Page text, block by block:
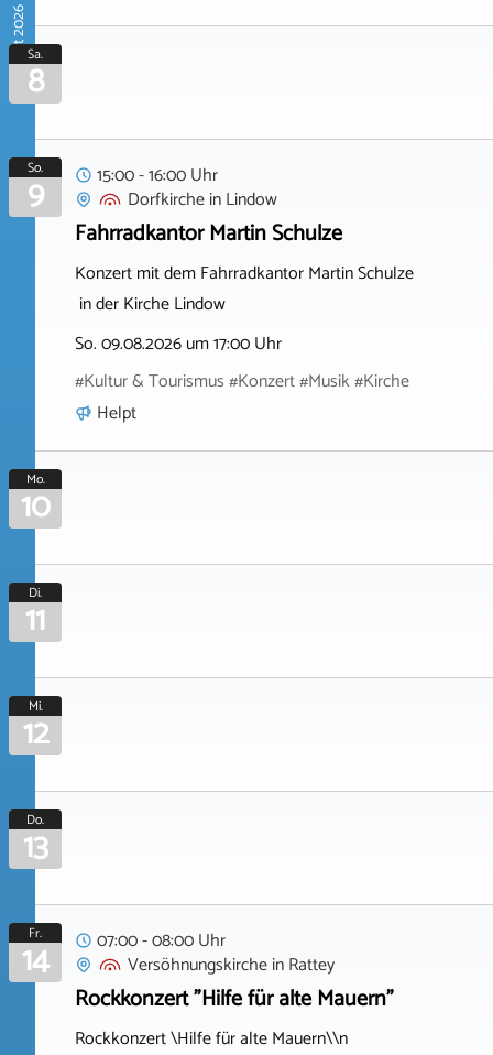
August 2026Sa.
8
So.
9
15:00 - 16:00 Uhr
DorfkircheinLindow
Fahrradkantor Martin Schulze
Konzert mit dem Fahrradkantor Martin Schulze
in der Kirche Lindow
So. 09.08.2026 um 17:00 Uhr
#Kultur & Tourismus #Konzert #Musik #Kirche
Helpt
Mo.
10
Di.
11
Mi.
12
Do.
13
Fr.
14
07:00 - 08:00 Uhr
VersöhnungskircheinRattey
Rockkonzert "Hilfe für alte Mauern"
Rockkonzert \Hilfe für alte Mauern\\n